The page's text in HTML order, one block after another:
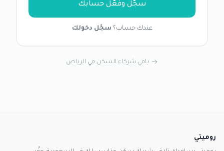
سجّل وفعّل حسابك
عندك حساب؟ سجّل دخولك
باقي شركاء السكن في الرياض
روميتي